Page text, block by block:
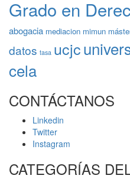
Grado en
abogacia mediacion mimun
datos tasa ucjc
cela
CONTÁCTANOS
Linkedin
Twitter
Instagram
CATEGORÍAS